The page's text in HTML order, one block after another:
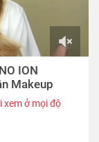
ION
Makeup
xem ở mọi độ